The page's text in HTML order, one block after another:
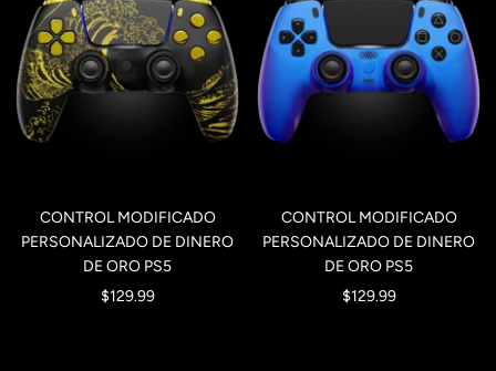
CONTROL MODIFICADO
PERSONALIZADO DE DINERO
DE ORO PS5
Precio
$129.99
CONTROL MODIFICADO
PERSONALIZADO DE DINERO
DE ORO PS5
Precio
$129.99